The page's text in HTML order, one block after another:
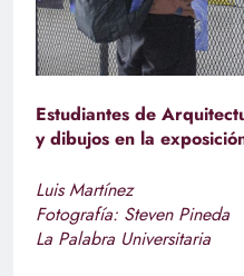
Estudiantes de
y dibujos en la
Luis Martínez
Fotografía: Steven Pineda
La Palabra Universitaria